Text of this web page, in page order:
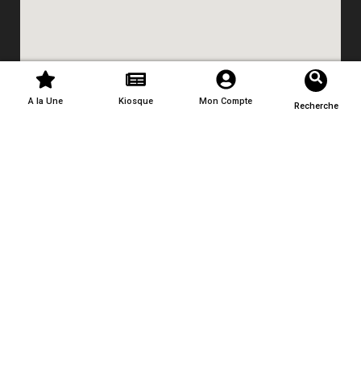
A la Une Kiosque Mon Compte Recherche